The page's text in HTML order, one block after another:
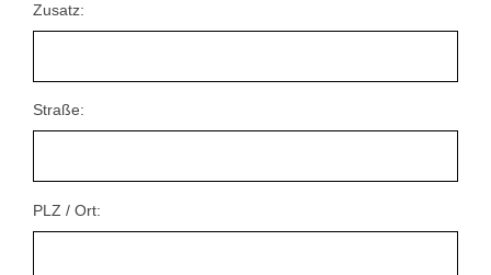
Zusatz:
Straße:
PLZ / Ort: